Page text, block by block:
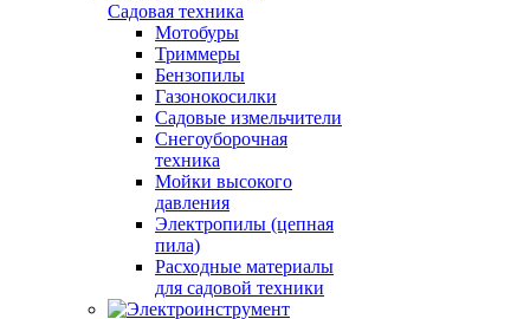
Садовая техника
Мотобуры
Триммеры
Бензопилы
Газонокосилки
Садовые измельчители
Снегоуборочная
техника
Мойки высокого
давления
Электропилы (цепная
пила)
Расходные материалы
для садовой техники